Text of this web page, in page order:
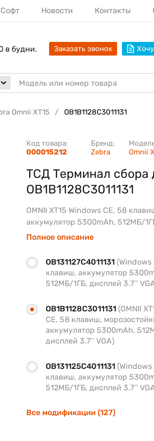
Софт Новости Контакты
в будни. Заказать звонок
Omnii XT15 OB1B1128C3011131
Бренд:
Zebra
Omnii
Код товара:
000015212
ТСД Терминал сбора
OB1B1128C3011131
OMNII XT15 Windows CE, 58
аккумулятор 5300mAh, 512МБ/
Полное описание
OB131127C4011131 (Windows
клавиш, аккумулятор
512МБ/1ГБ, дисплей 3.7’’
OB1B1128C3011131 (OMNII
CE, 58 клавиш,
аккумулятор 5300mAh,
дисплей 3.7’’ VGA)
OB131125C4011131 (Windows
клавиш, аккумулятор
512МБ/1ГБ, дисплей 3.7’’
Все модификации (127)